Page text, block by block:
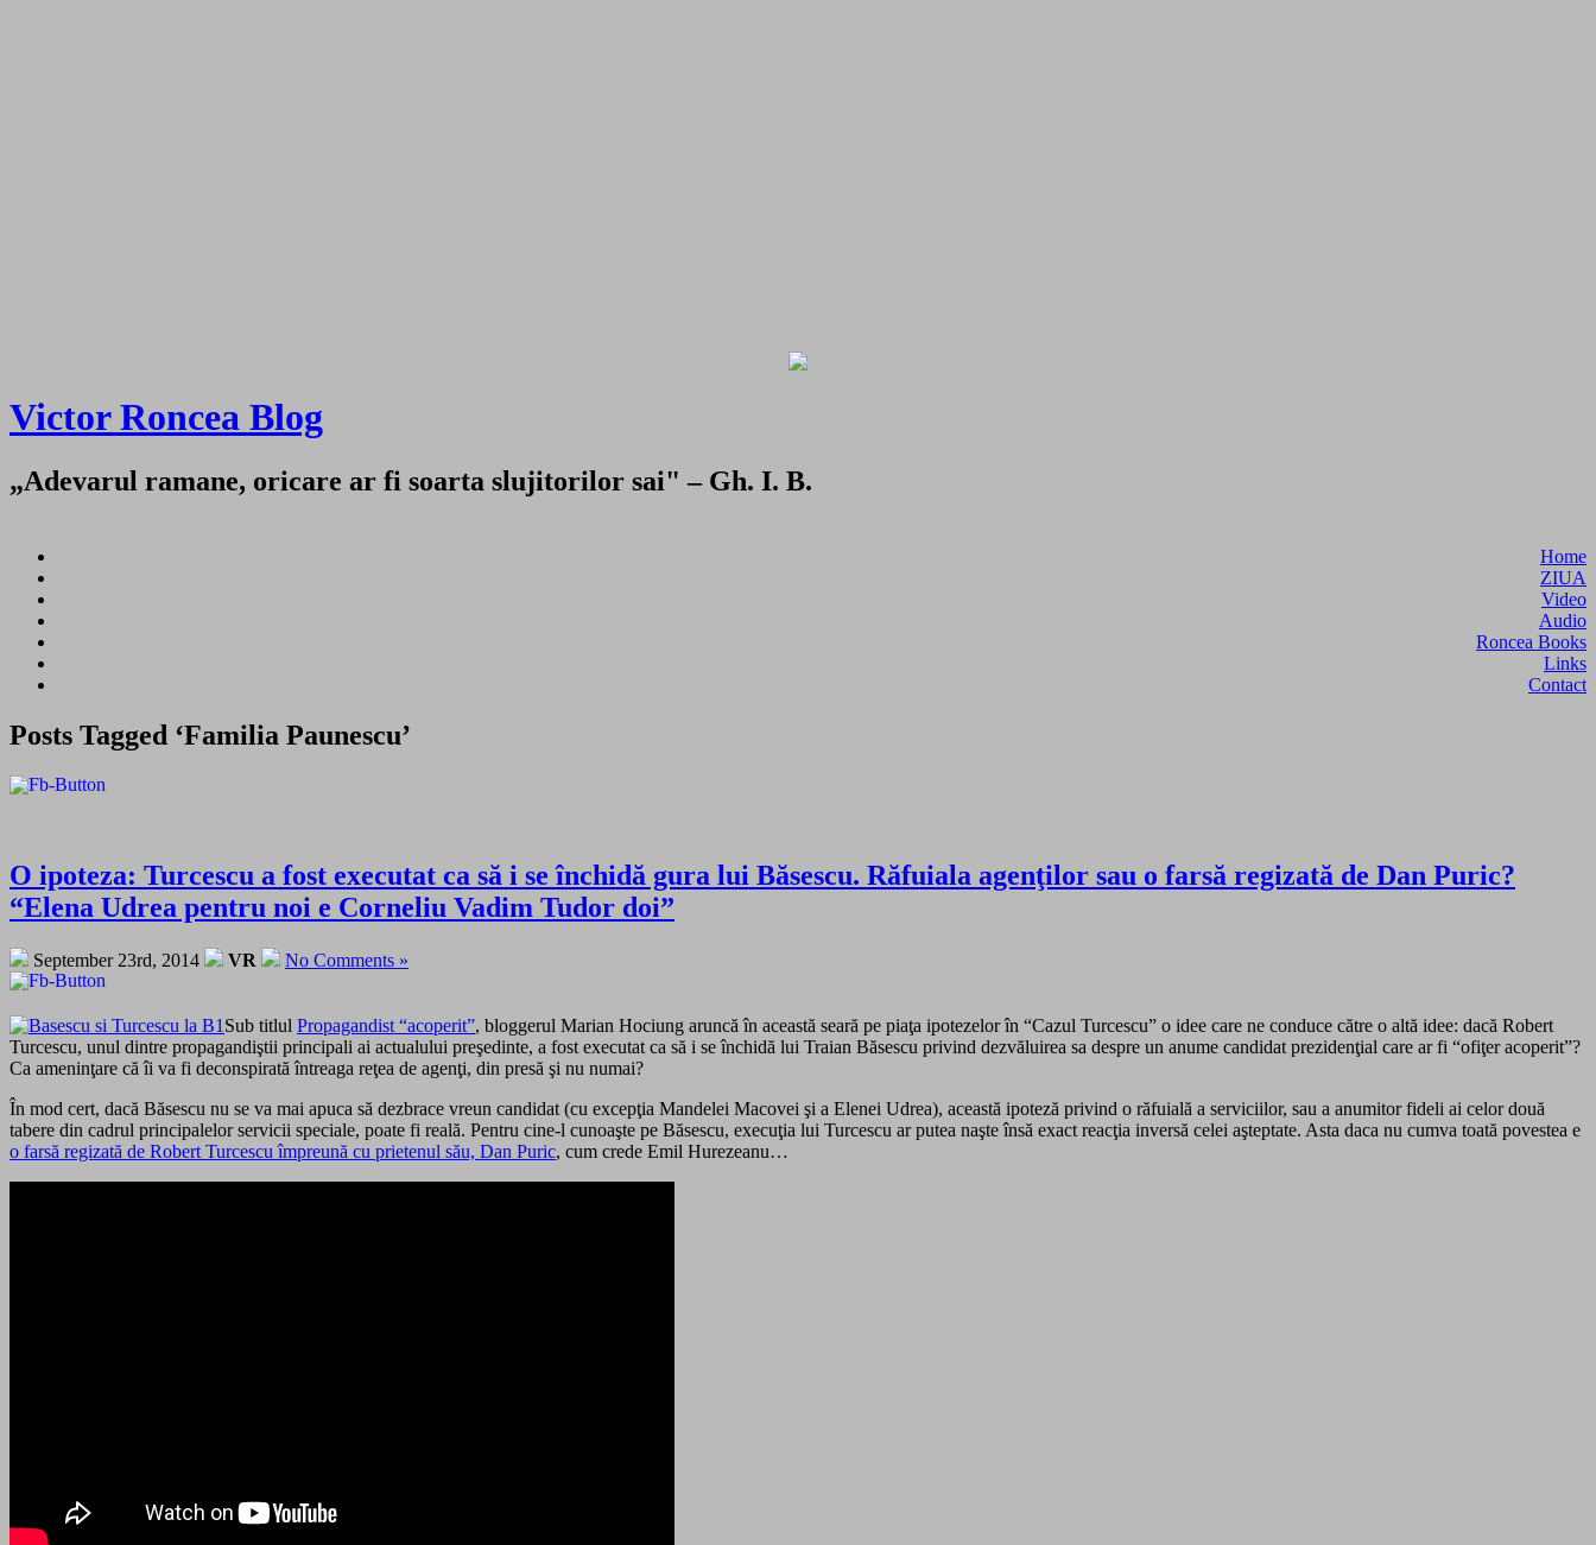
Victor Roncea Blog
„Adevarul ramane, oricare ar fi soarta slujitorilor sai" – Gh. I. B.
Home
ZIUA
Video
Audio
Roncea Books
Links
Contact
Posts Tagged ‘Familia Paunescu’
O ipoteza: Turcescu a fost executat ca să i se închidă gura lui Băsescu. Răfuiala agenţilor sau o farsă regizată de Dan Puric?
“Elena Udrea pentru noi e Corneliu Vadim Tudor doi”
September 23rd, 2014 VR No Comments »
Sub titlul Propagandist “acoperit”, bloggerul Marian Hociung aruncă în această seară pe piaţa ipotezelor în “Cazul Turcescu” o idee care ne conduce către o altă idee: dacă Robert
Turcescu, unul dintre propagandiştii principali ai actualului preşedinte, a fost executat ca să i se închidă lui Traian Băsescu privind dezvăluirea sa despre un anume candidat prezidenţial care ar fi “ofiţer acoperit”?
Ca ameninţare că îi va fi deconspirată întreaga reţea de agenţi, din presă şi nu numai?
În mod cert, dacă Băsescu nu se va mai apuca să dezbrace vreun candidat (cu excepţia Mandelei Macovei şi a Elenei Udrea), această ipoteză privind o răfuială a serviciilor, sau a anumitor fideli ai celor două
tabere din cadrul principalelor servicii speciale, poate fi reală. Pentru cine-l cunoaşte pe Băsescu, execuţia lui Turcescu ar putea naşte însă exact reacţia inversă celei aşteptate. Asta daca nu cumva toată povestea e
o farsă regizată de Robert Turcescu împreună cu prietenul său, Dan Puric, cum crede Emil Hurezeanu…